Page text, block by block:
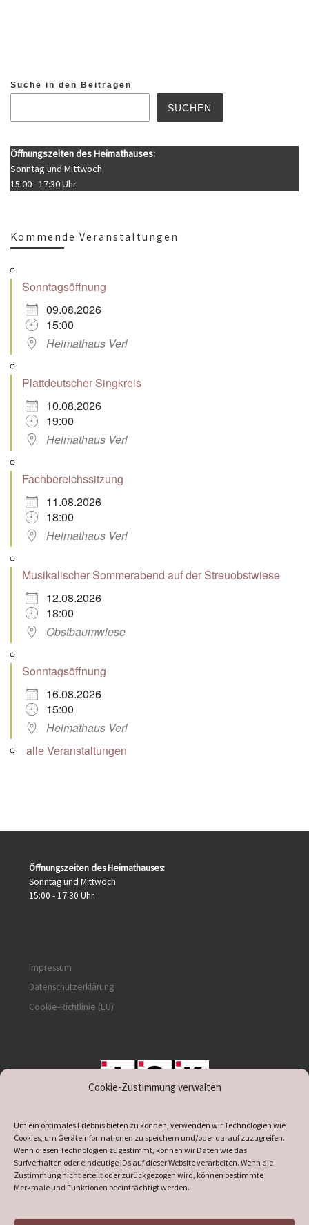
Cookie-Zustimmung verwalten
Um ein optimales Erlebnis bieten zu können, verwenden wir Technologien wie
Cookies, um Geräteinformationen zu speichern und/oder darauf zuzugreifen.
Wenn diesen Technologien zugestimmt, können wir Daten wie das
Surfverhalten oder eindeutige IDs auf dieser Website verarbeiten. Wenn die
Zustimmung nicht erteilt oder zurückgezogen wird, können bestimmte
Merkmale und Funktionen beeinträchtigt werden.
Suche in den Beiträgen
SUCHEN
Öffnungszeiten des Heimathauses:
Sonntag und Mittwoch
15:00 - 17:30 Uhr.
Kommende Veranstaltungen
Sonntagsöffnung
09.08.2026
15:00
Heimathaus Verl
Plattdeutscher Singkreis
10.08.2026
19:00
Heimathaus Verl
Fachbereichssitzung
11.08.2026
18:00
Heimathaus Verl
Musikalischer Sommerabend auf der Streuobstwiese
12.08.2026
18:00
Obstbaumwiese
Sonntagsöffnung
16.08.2026
15:00
Heimathaus Verl
alle Veranstaltungen
Öffnungszeiten des Heimathauses:
Sonntag und Mittwoch
15:00 - 17:30 Uhr.
Impressum
Datenschutzerklärung
Cookie-Richtlinie (EU)
supported by DÖ